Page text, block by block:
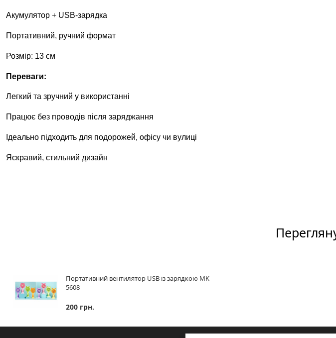
Акумулятор + USB-зарядка
Портативний, ручний формат
Розмір: 13 см
Переваги:
Легкий та зручний у використанні
Працює без проводів після заряджання
Ідеально підходить для подорожей, офісу чи вулиці
Яскравий, стильний дизайн
Портативний вентилятор USB із зарядкою MK
5608
200 грн.